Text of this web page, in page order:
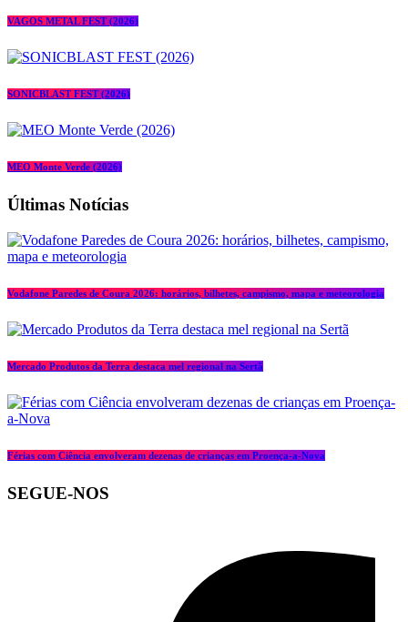
VAGOS METAL FEST (2026)
SONICBLAST FEST (2026)
MEO Monte Verde (2026)
Últimas Notícias
Vodafone Paredes de Coura 2026: horários, bilhetes, campismo, mapa e meteorologia
Mercado Produtos da Terra destaca mel regional na Sertã
Férias com Ciência envolveram dezenas de crianças em Proença-a-Nova
SEGUE-NOS